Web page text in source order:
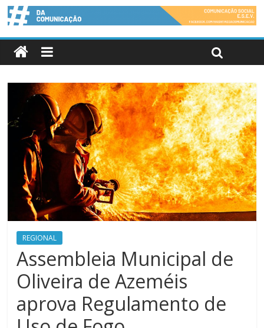
REGIONAL
Assembleia Municipal de
Oliveira de Azeméis
aprova Regulamento de